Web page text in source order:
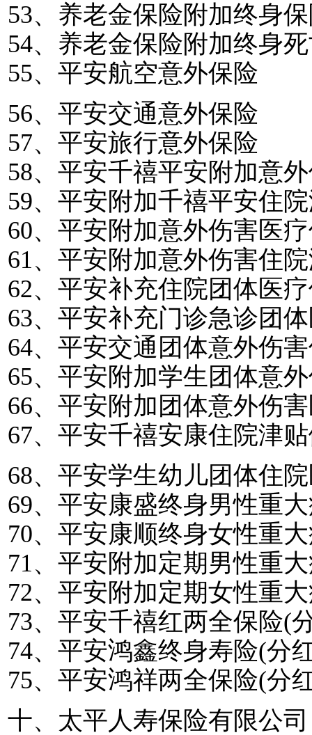
53、养老金保险附加终身
54、养老金保险附加终身
55、平安航空意外保险
56、平安交通意外保险
57、平安旅行意外保险
58、平安千禧平安附加意
59、平安附加千禧平安住
60、平安附加意外伤害医
61、平安附加意外伤害住
62、平安补充住院团体医
63、平安补充门诊急诊团
64、平安交通团体意外伤
65、平安附加学生团体意
66、平安附加团体意外伤
67、平安千禧安康住院津
68、平安学生幼儿团体住
69、平安康盛终身男性重
70、平安康顺终身女性重
71、平安附加定期男性重
72、平安附加定期女性重
73、平安千禧红两全保险(
74、平安鸿鑫终身寿险(分
75、平安鸿祥两全保险(分
十、太平人寿保险有限公司